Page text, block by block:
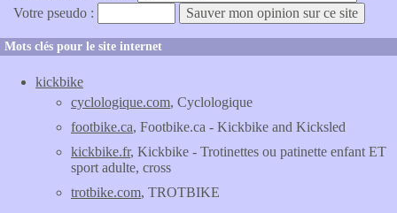
Votre pseudo :
Mots clés pour le site internet
kickbike
cyclologique.com, Cyclologique
footbike.ca, Footbike.ca - Kickbike and Kicksled
kickbike.fr, Kickbike - Trotinettes ou patinette enfant ET
sport adulte, cross
trotbike.com, TROTBIKE